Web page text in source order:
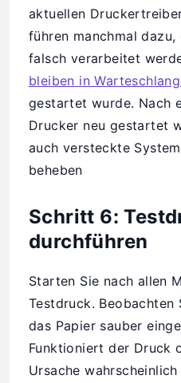
aktuellen
führen manchmal
falsch verarbeitet
bleiben in
gestartet wurde. Nach
Drucker neu gestartet
auch versteckte
beheben
Schritt 6:
durchführen
Starten Sie nach allen
Testdruck. Beobachten
das Papier sauber
Funktioniert der Druck
Ursache